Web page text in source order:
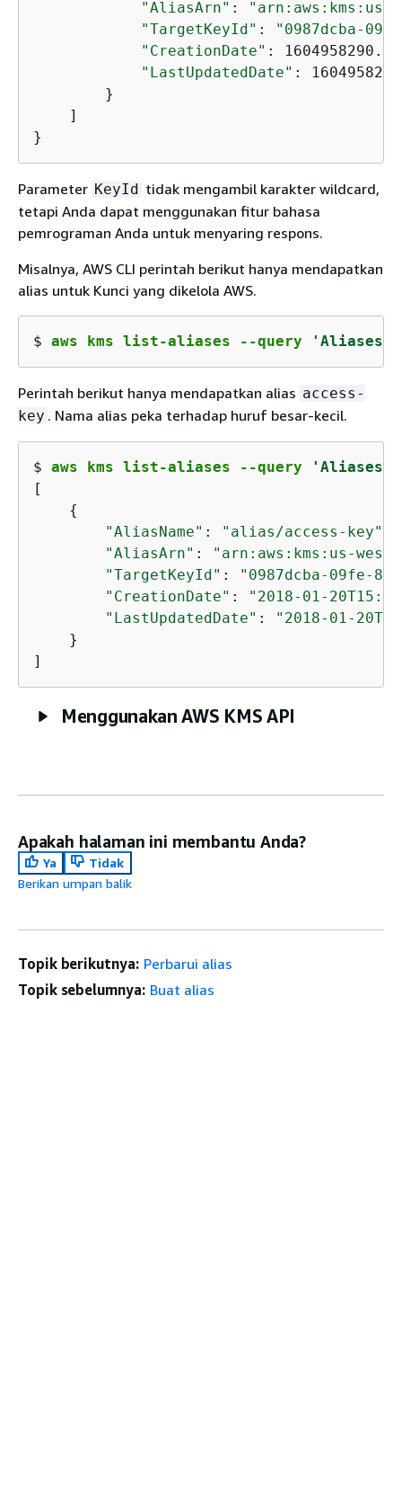
"AliasArn" :
"TargetKeyId" :
"0987dcba-
"CreationDate" :
"LastUpdatedDate" :
        }
    ]
}
Parameter KeyId tidak mengambil karakter wildcard,
tetapi Anda dapat menggunakan fitur bahasa
pemrograman Anda untuk menyaring respons.
Misalnya, AWS CLI perintah berikut hanya mendapatkan
alias untuk Kunci yang dikelola AWS.
$ aws kms list-aliases --query
Perintah berikut hanya mendapatkan alias access-
key . Nama alias peka terhadap huruf besar-kecil.
$ aws kms list-aliases --query
[
{
"AliasName" : "alias/access-key"
"AliasArn" :
"arn:aws:kms:us-
"TargetKeyId" :
"0987dcba-09fe-
"CreationDate" :
"2018-01-
"LastUpdatedDate" :
"2018-01-
    }
]
Menggunakan AWS KMS API
Apakah halaman ini membantu Anda?
Ya
Tidak
Berikan umpan balik
Topik berikutnya: Perbarui alias
Topik sebelumnya: Buat alias